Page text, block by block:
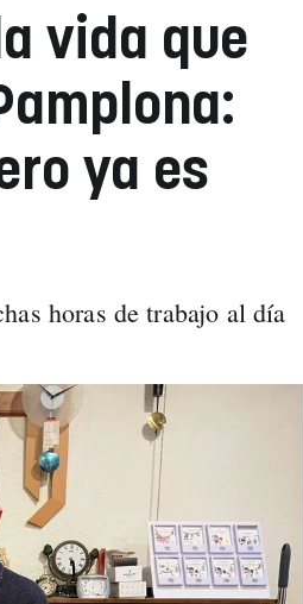
vida que
ya es
horas de trabajo al día